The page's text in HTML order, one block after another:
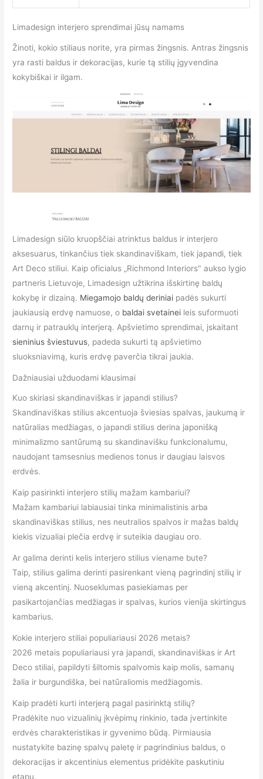
Limadesign interjero sprendimai jūsų namams
Žinoti, kokio stiliaus norite, yra pirmas žingsnis. Antras žingsnis
yra rasti baldus ir dekoracijas, kurie tą stilių įgyvendina
kokybiškai ir ilgam.
Limadesign siūlo kruopščiai atrinktus baldus ir interjero
aksesuarus, tinkančius tiek skandinaviškam, tiek japandi, tiek
Art Deco stiliui. Kaip oficialus „Richmond Interiors" aukso lygio
partneris Lietuvoje, Limadesign užtikrina išskirtinę baldų
kokybę ir dizainą. Miegamojo baldų deriniai padės sukurti
jaukiausią erdvę namuose, o baldai svetainei leis suformuoti
darnų ir patrauklų interjerą. Apšvietimo sprendimai, įskaitant
sieninius šviestuvus, padeda sukurti tą apšvietimo
sluoksniavimą, kuris erdvę paverčia tikrai jaukia.
Dažniausiai užduodami klausimai
Kuo skiriasi skandinaviškas ir japandi stilius?
Skandinaviškas stilius akcentuoja šviesias spalvas, jaukumą ir
natūralias medžiagas, o japandi stilius derina japonišką
minimalizmo santūrumą su skandinavišku funkcionalumu,
naudojant tamsesnius medienos tonus ir daugiau laisvos
erdvės.
Kaip pasirinkti interjero stilių mažam kambariui?
Mažam kambariui labiausiai tinka minimalistinis arba
skandinaviškas stilius, nes neutralios spalvos ir mažas baldų
kiekis vizualiai plečia erdvę ir suteikia daugiau oro.
Ar galima derinti kelis interjero stilius viename bute?
Taip, stilius galima derinti pasirenkant vieną pagrindinį stilių ir
vieną akcentinį. Nuoseklumas pasiekiamas per
pasikartojančias medžiagas ir spalvas, kurios vienija skirtingus
kambarius.
Kokie interjero stiliai populiariausi 2026 metais?
2026 metais populiariausi yra japandi, skandinaviškas ir Art
Deco stiliai, papildyti šiltomis spalvomis kaip molis, samanų
žalia ir burgundiška, bei natūraliomis medžiagomis.
Kaip pradėti kurti interjerą pagal pasirinktą stilių?
Pradėkite nuo vizualinių įkvėpimų rinkinio, tada įvertinkite
erdvės charakteristikas ir gyvenimo būdą. Pirmiausia
nustatykite bazinę spalvų paletę ir pagrindinius baldus, o
dekoracijas ir akcentinius elementus pridėkite paskutiniu
etapu.